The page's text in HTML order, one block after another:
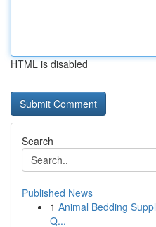
HTML is disabled
Search
Published News
1 Animal Bedding
Q...